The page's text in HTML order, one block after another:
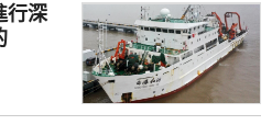
行深